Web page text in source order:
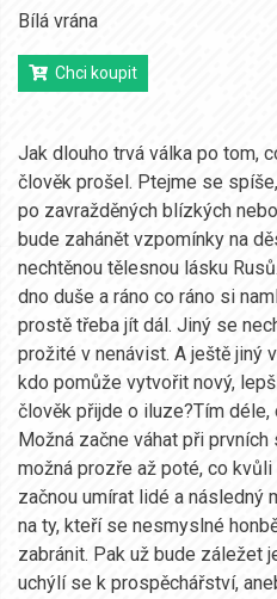
Bílá vrána
Chci koupit
Jak dlouho trvá válka po tom,
člověk prošel. Ptejme se
po zavražděných blízkých
bude zahánět vzpomínky na
nechtěnou tělesnou lásku
dno duše a ráno co ráno si
prostě třeba jít dál. Jiný se
prožité v nenávist. A ještě jiný
kdo pomůže vytvořit nový,
člověk přijde o iluze?Tím déle,
Možná začne váhat při
možná prozře až poté, co
začnou umírat lidé a následný
na ty, kteří se nesmyslné
zabránit. Pak už bude záležet
uchýlí se k prospěchářství,